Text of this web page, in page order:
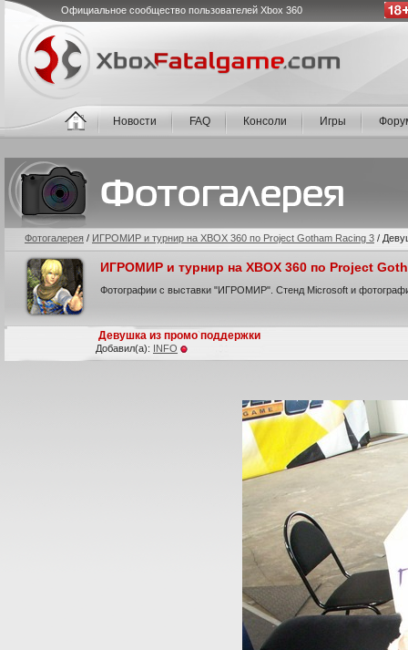
Официальное сообщество пользователей Xbox 360
Новости FAQ Консоли Игры
Фотогалерея / ИГРОМИР и турнир на XBOX 360 по Project Gotham Racing 3 /
ИГРОМИР и турнир на XBOX 360 по Project
Фотографии с выставки "ИГРОМИР". Стенд Microsoft и
Девушка из промо поддержки
Добавил(а): INFO